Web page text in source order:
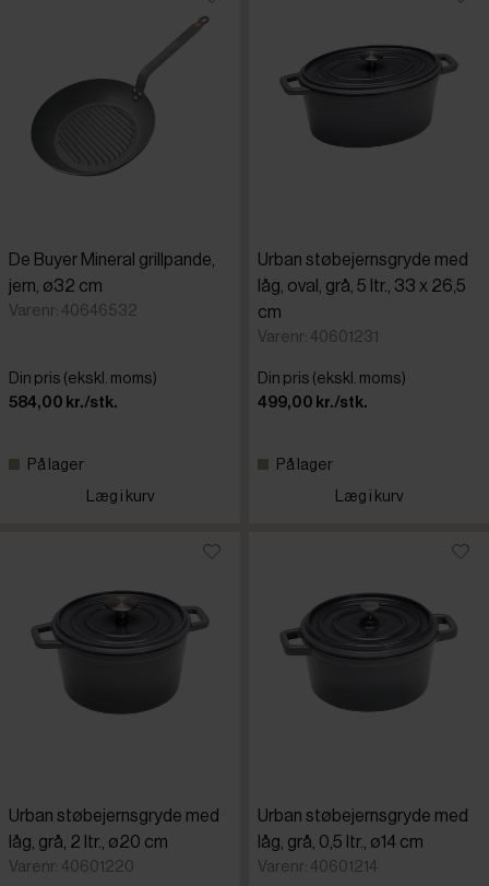
De Buyer Mineral grillpande,
jern, ø32 cm
Varenr: 40646532
Din pris (ekskl. moms)
584,00 kr./stk.
På lager
Læg i kurv
Urban støbejernsgryde med
låg, oval, grå, 5 ltr., 33 x 26,5
cm
Varenr: 40601231
Din pris (ekskl. moms)
499,00 kr./stk.
På lager
Læg i kurv
Urban støbejernsgryde med
låg, grå, 2 ltr., ø20 cm
Varenr: 40601220
Urban støbejernsgryde med
låg, grå, 0,5 ltr., ø14 cm
Varenr: 40601214